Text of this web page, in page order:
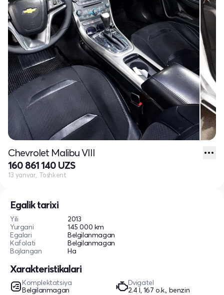
Egalik tarixi
Yili
2013
Yurgani
145 000 km
Egalari
Belgilanmagan
Kafolati
Belgilanmagan
Bojlangan
Ha
Xarakteristikalari
Komplektatsiya
Belgilanmagan
Dvigatel
2.4 l, 167 o.k., benzin
Chevrolet Malibu VIII
160 861 140 UZS
13 yanvar, Toshkent